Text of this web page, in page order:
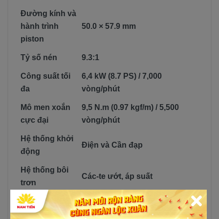
Đường kính và
hành trình
piston
50.0 × 57.9 mm
Tỷ số nén 9.3:1
Công suất tối
đa
6,4 kW (8.7 PS) / 7,000
vòng/phút
Mô men xoắn
cực đại
9,5 N.m (0.97 kgf/m) / 5,500
vòng/phút
Hệ thống khởi
động
Điện và Cần đạp
Hệ thống bôi
trơn
Các-te ướt, áp suất
Dung tích dầu
máy
1.0L